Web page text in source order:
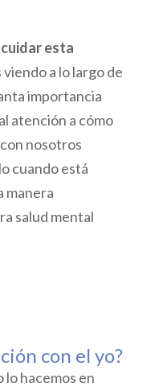
esta
a lo largo de
importancia
atención a cómo
nosotros
cuando está
manera
salud mental
con el yo?
lo hacemos en